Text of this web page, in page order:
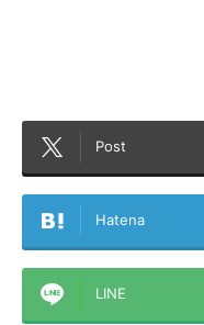
Post
Hatena
LINE